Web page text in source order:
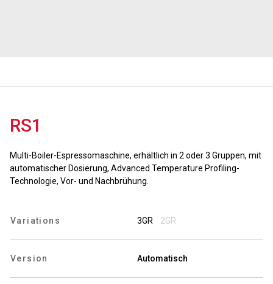
RS1
Multi-Boiler-Espressomaschine, erhältlich in 2 oder 3 Gruppen, mit
automatischer Dosierung, Advanced Temperature Profiling-
Technologie, Vor- und Nachbrühung.
Variations 3GR 2GR
Version Automatisch
Connect
Kontaktieren Sie uns